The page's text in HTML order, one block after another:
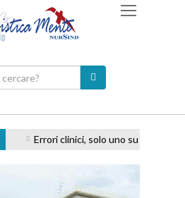
Errori clinici, solo uno su cinque